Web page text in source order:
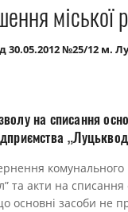
Публічна
Документи
міської
30.05.2012 №25/12 м.
на списання
комунального
та акти на списання
основні засоби не